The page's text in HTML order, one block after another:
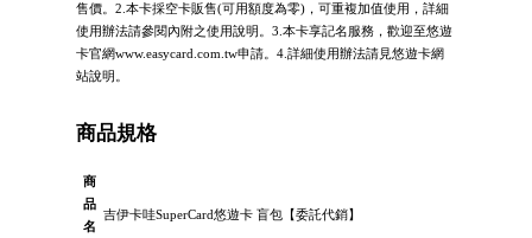
售價。2.本卡採空卡販售(可用額度為零)，可重複加值使用，詳細
使用辦法請參閱內附之使用說明。3.本卡享記名服務，歡迎至悠遊
卡官網www.easycard.com.tw申請。4.詳細使用辦法請見悠遊卡網
站說明。
商品規格
商
品
名
吉伊卡哇SuperCard悠遊卡 盲包【委託代銷】